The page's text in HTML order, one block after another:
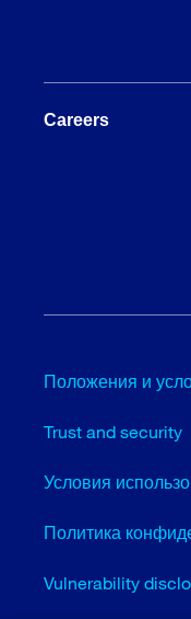
Careers
Положения и
Trust and security
Условия
Политика
Vulnerability